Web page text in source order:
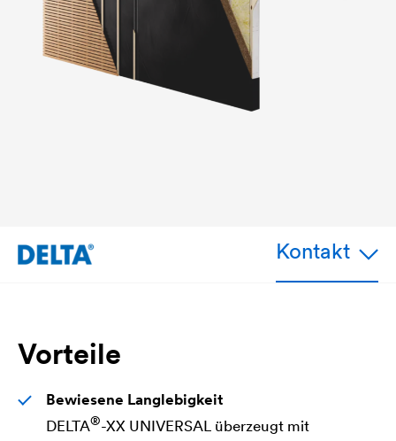
Kontakt
Vorteile
Bewiesene Langlebigkeit
DELTA®-XX UNIVERSAL überzeugt mit